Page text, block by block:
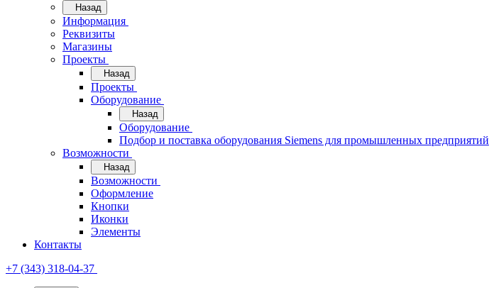
Назад
Информация
Реквизиты
Магазины
Проекты
Назад
Проекты
Оборудование
Назад
Оборудование
Подбор и поставка оборудования Siemens для промышленных предприятий
Возможности
Назад
Возможности
Оформление
Кнопки
Иконки
Элементы
Контакты
+7 (343) 318-04-37